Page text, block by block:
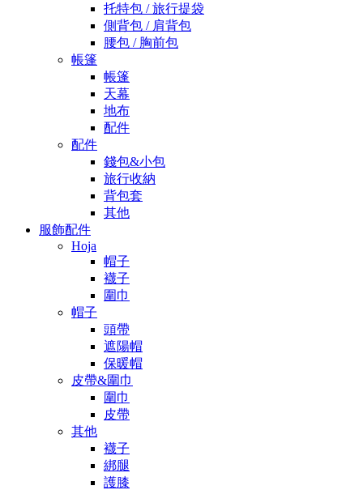
托特包 / 旅行提袋
側背包 / 肩背包
腰包 / 胸前包
帳篷
帳篷
天幕
地布
配件
配件
錢包&小包
旅行收納
背包套
其他
服飾配件
Hoja
帽子
襪子
圍巾
帽子
頭帶
遮陽帽
保暖帽
皮帶&圍巾
圍巾
皮帶
其他
襪子
綁腿
護膝